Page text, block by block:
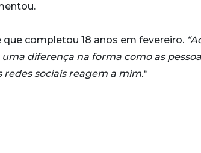
completou 18 anos em fevereiro.
diferença na forma como as
sociais reagem a mim.“